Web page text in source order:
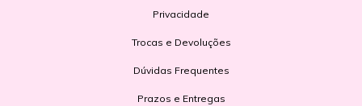
Privacidade
Trocas e Devoluções
Dúvidas Frequentes
Prazos e Entregas